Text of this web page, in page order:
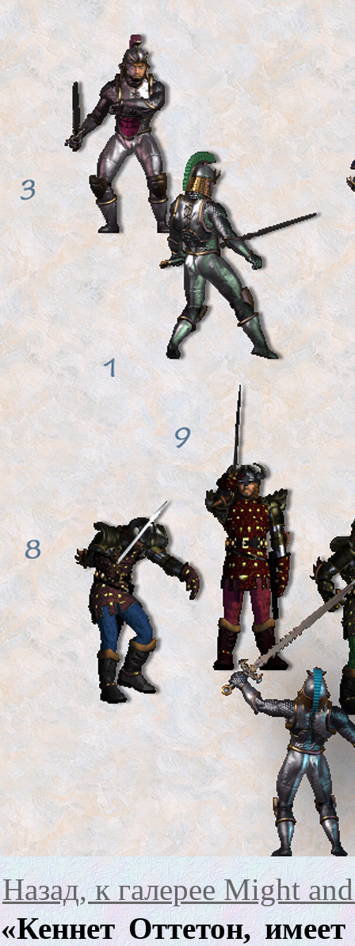
Назад, к галерее Might
«Кеннет Оттетон,